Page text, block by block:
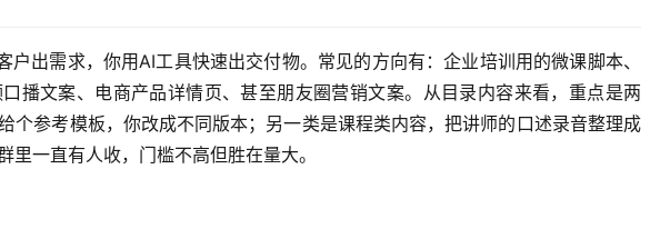
出需求，你用AI工具快速出交付物。常见的方向有：企业培训用的微课脚本、
播文案、电商产品详情页、甚至朋友圈营销文案。从目录内容来看，重点是两
个参考模板，你改成不同版本；另一类是课程类内容，把讲师的口述录音整理成
一直有人收，门槛不高但胜在量大。